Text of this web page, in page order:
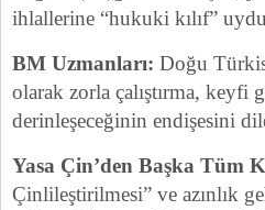
ihlallerine “hukuki kılıf”
BM Uzmanları: Doğu
olarak zorla çalıştırma, keyfi
derinleşeceğinin endişesini
Yasa Çin’den Başka Tüm
Çinlileştirilmesi” ve azınlık